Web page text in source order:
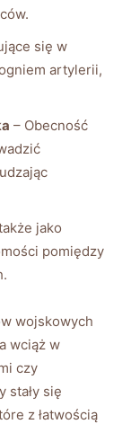
się w
artylerii,
– Obecność
jako
pomiędzy
wojskowych
wciąż w
czy
stały się
z łatwością